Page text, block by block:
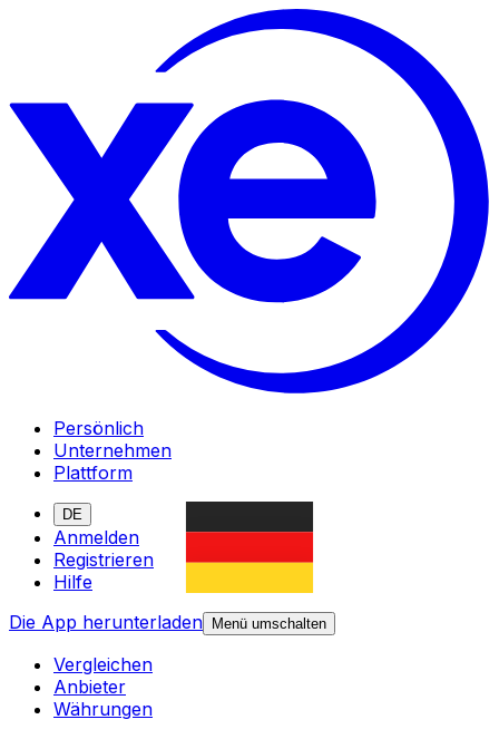
Persönlich
Unternehmen
Plattform
DE
Anmelden
Registrieren
Hilfe
Die App herunterladen
Menü umschalten
Vergleichen
Anbieter
Währungen